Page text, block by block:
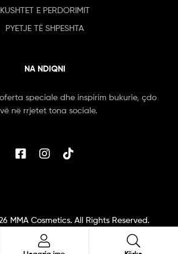
KUSHTET E PERDORIMIT
PYETJE TË SHPESHTA
NA NDIQNI
speciale dhe inspirim bukurie, çdo
në rrjetet tona sociale.
MMA Cosmetics. All Rights Reserved.